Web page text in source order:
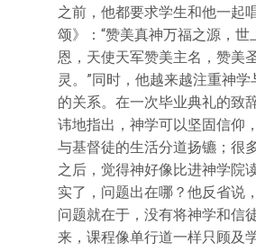
之前，他都要求学生和他一起
颂》：“赞美真神万福之源，世
恩，天使天军赞美主名，赞美
灵。”同时，他越来越注重神学
的关系。在一次毕业典礼的致
讳地指出，神学可以坚固信仰
与基督徒的生活分道扬镳；很
之后，觉得神好像比进神学院
实了，问题出在哪？他反省说
问题就在于，没有将神学和信
来，课程像单行道一样只顾及